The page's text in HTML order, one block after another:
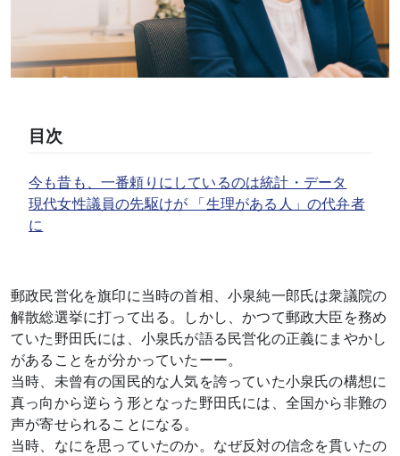
目次
今も昔も、一番頼りにしているのは統計・データ
現代女性議員の先駆けが 「生理がある人」の代弁者
に
郵政民営化を旗印に当時の首相、小泉純一郎氏は衆議院の
解散総選挙に打って出る。しかし、かつて郵政大臣を務め
ていた野田氏には、小泉氏が語る民営化の正義にまやかし
があることをが分かっていたーー。
当時、未曾有の国民的な人気を誇っていた小泉氏の構想に
真っ向から逆らう形となった野田氏には、全国から非難の
声が寄せられることになる。
当時、なにを思っていたのか。なぜ反対の信念を貫いたの